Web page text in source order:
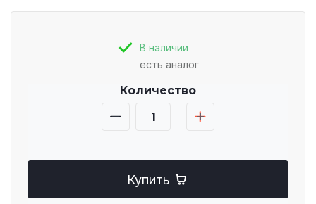
В наличии
есть аналог
Количество
Купить